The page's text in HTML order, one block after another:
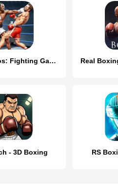
Boxing Heros: Fighting Games Real
- 3D Boxing RS